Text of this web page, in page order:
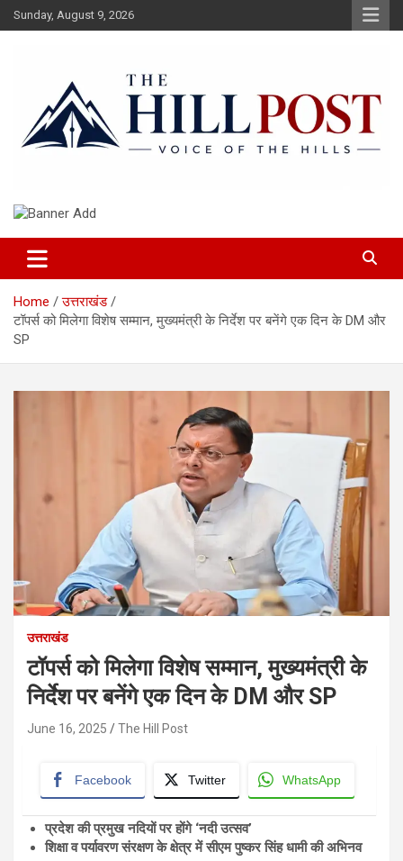
Skip
to
Sunday, August 9, 2026
The Hillpost
Home
उत्तराखंड
टॉपर्स को मिलेगा विशेष सम्मान, मुख्यमंत्री के निर्देश पर बनेंगे एक दिन के DM और
SP
उत्तराखंड
टॉपर्स को मिलेगा विशेष सम्मान, मुख्यमंत्री के
निर्देश पर बनेंगे एक दिन के DM और SP
June 16, 2025 The Hill Post
Facebook Twitter WhatsApp
प्रदेश की प्रमुख नदियों पर होंगे ‘नदी उत्सव’
शिक्षा व पर्यावरण संरक्षण के क्षेत्र में सीएम पुष्कर सिंह धामी की अभिनव